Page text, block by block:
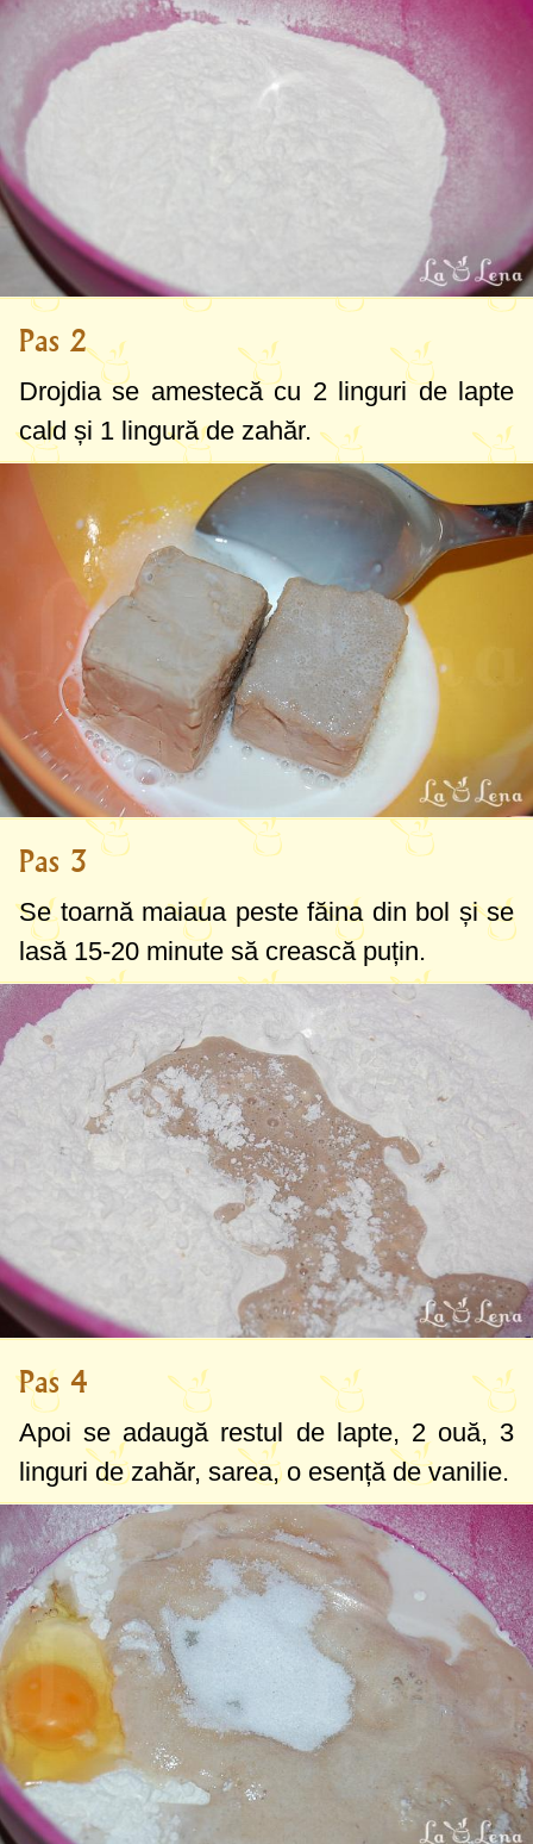
Pas 2
Drojdia se amestecă cu 2 linguride lapte
cald și 1 lingurăde zahăr.
Pas 3
Se toarnă maiaua peste făina din bol și se
lasă 15-20 minute să crească puțin.
Pas 4
Apoi se adaugă restul de lapte, 2 ouă, 3
linguri de zahăr, sarea, o esență de vanilie.